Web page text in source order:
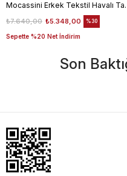
Mocassini
₺5.348,00
₺7.640,00
Sepette %20 Net İndirim
%30
Son